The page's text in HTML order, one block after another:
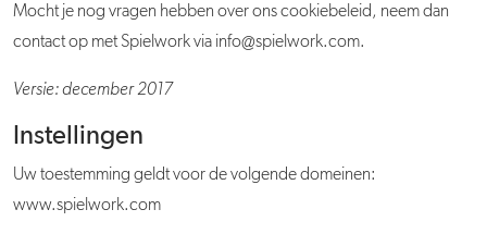
Mocht je nog vragen hebben over ons cookiebeleid, neem dan
contact op met Spielwork via info@spielwork.com.
Versie: december 2017
Instellingen
Uw toestemming geldt voor de volgende domeinen:
www.spielwork.com